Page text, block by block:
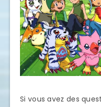
Si vous avez des